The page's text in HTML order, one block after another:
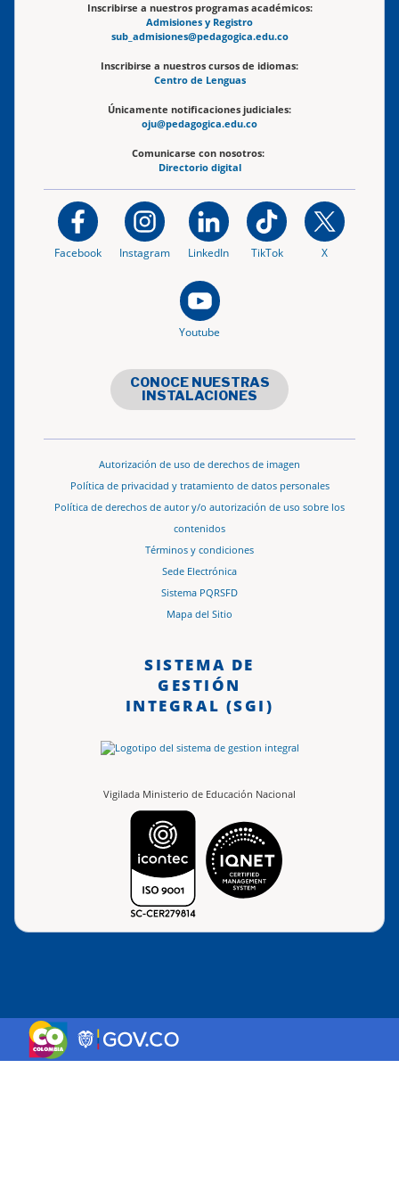
Inscribirse a nuestros programas académicos:
Admisiones y Registro
sub_admisiones@pedagogica.edu.co
Inscribirse a nuestros cursos de idiomas:
Centro de Lenguas
Únicamente notificaciones judiciales:
oju@pedagogica.edu.co
Comunicarse con nosotros:
Directorio digital
Facebook Instagram LinkedIn TikTok X
Youtube
CONOCE NUESTRAS
INSTALACIONES
Autorización de uso de derechos de imagen
Política de privacidad y tratamiento de datos personales
Política de derechos de autor y/o autorización de uso sobre los
contenidos
Términos y condiciones
Sede Electrónica
Sistema PQRSFD
Mapa del Sitio
SISTEMA DE
GESTIÓN
INTEGRAL (SGI)
Vigilada Ministerio de Educación Nacional